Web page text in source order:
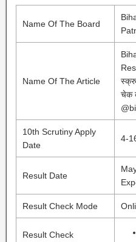
Name Of The Board
Name Of The Article
चेक
10th Scrutiny Apply
Date
4-
Result Date
Result Check Mode
Result Check